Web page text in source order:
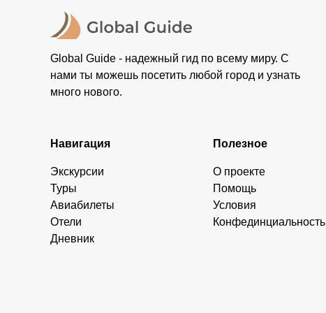
Global Guide - надежный гид по всему миру. С
нами ты можешь посетить любой город и узнать
много нового.
Навигация
Экскурсии
Туры
Авиабилеты
Отели
Дневник
Полезное
О проекте
Помощь
Условия
Конфединциальность